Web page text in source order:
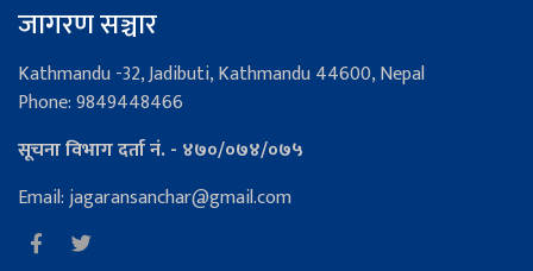
जागरण सञ्चार
Kathmandu -32, Jadibuti, Kathmandu 44600, Nepal
Phone: 9849448466
सूचना विभाग दर्ता नं. - ४७०/०७४/०७५
Email: jagaransanchar@gmail.com